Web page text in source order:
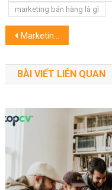
marketing bán hàng là gì
Điều
hướng
bài
viết
Marketing đa kênh là gì? Những kênh Marketing phổ biến nhất hiện nay
BÀI VIẾT LIÊN QUAN